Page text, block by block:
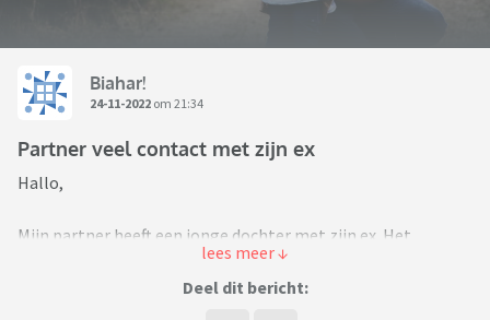
Biahar!
24-11-2022 om 21:34
Partner veel contact met zijn ex
Hallo,
Mijn partner heeft een jonge dochter met zijn ex. Het
contact tussen mijn partner en zijn ex is heel wisselend. Van
extreme ruzies tot alles weer koek en ei. Ze heeft ook
Deel dit bericht: